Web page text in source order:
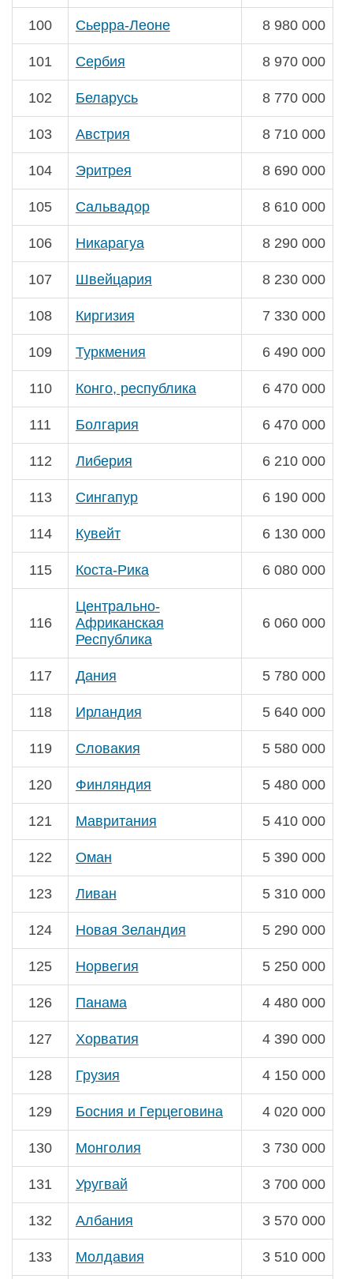
100 Сьерра-Леоне 8 980 000
101 Сербия 8 970 000
102 Беларусь 8 770 000
103 Австрия 8 710 000
104 Эритрея 8 690 000
105 Сальвадор 8 610 000
106 Никарагуа 8 290 000
107 Швейцария 8 230 000
108 Киргизия 7 330 000
109 Туркмения 6 490 000
110 Конго, республика 6 470 000
111 Болгария 6 470 000
112 Либерия 6 210 000
113 Сингапур 6 190 000
114 Кувейт 6 130 000
115 Коста-Рика 6 080 000
116
Центрально-
Африканская
Республика
6 060 000
117 Дания 5 780 000
118 Ирландия 5 640 000
119 Словакия 5 580 000
120 Финляндия 5 480 000
121 Мавритания 5 410 000
122 Оман 5 390 000
123 Ливан 5 310 000
124 Новая Зеландия 5 290 000
125 Норвегия 5 250 000
126 Панама 4 480 000
127 Хорватия 4 390 000
128 Грузия 4 150 000
129 Босния и Герцеговина 4 020 000
130 Монголия 3 730 000
131 Уругвай 3 700 000
132 Албания 3 570 000
133 Молдавия 3 510 000